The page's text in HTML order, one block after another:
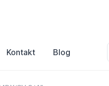
Kontakt Blog